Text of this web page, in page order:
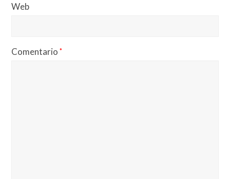
Web
Comentario*